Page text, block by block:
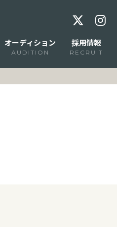
オーディション
AUDITION
採用情報
RECRUIT